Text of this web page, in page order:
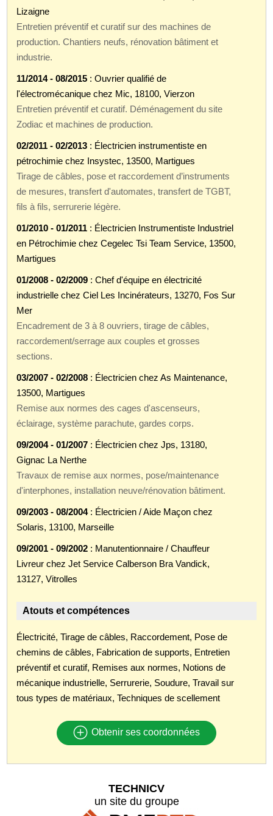
Lizaigne
Entretien préventif et curatif sur des machines de
production. Chantiers neufs, rénovation bâtiment et
industrie.
11/2014 - 08/2015 : Ouvrier qualifié de
l'électromécanique chez Mic, 18100, Vierzon
Entretien préventif et curatif. Déménagement du site
Zodiac et machines de production.
02/2011 - 02/2013 : Électricien instrumentiste en
pétrochimie chez Insystec, 13500, Martigues
Tirage de câbles, pose et raccordement d’instruments
de mesures, transfert d'automates, transfert de TGBT,
fils à fils, serrurerie légère.
01/2010 - 01/2011 : Électricien Instrumentiste Industriel
en Pétrochimie chez Cegelec Tsi Team Service, 13500,
Martigues
01/2008 - 02/2009 : Chef d'équipe en électricité
industrielle chez Ciel Les Incinérateurs, 13270, Fos Sur
Mer
Encadrement de 3 à 8 ouvriers, tirage de câbles,
raccordement/serrage aux couples et grosses
sections.
03/2007 - 02/2008 : Électricien chez As Maintenance,
13500, Martigues
Remise aux normes des cages d'ascenseurs,
éclairage, système parachute, gardes corps.
09/2004 - 01/2007 : Électricien chez Jps, 13180,
Gignac La Nerthe
Travaux de remise aux normes, pose/maintenance
d'interphones, installation neuve/rénovation bâtiment.
09/2003 - 08/2004: Électricien / Aide Maçon chez
Solaris, 13100, Marseille
09/2001 - 09/2002 : Manutentionnaire / Chauffeur
Livreur chez Jet Service Calberson Bra Vandick,
13127, Vitrolles
Atouts et compétences
Électricité, Tirage de câbles, Raccordement, Pose de
chemins de câbles, Fabrication de supports, Entretien
préventif et curatif, Remises aux normes, Notions de
mécanique industrielle, Serrurerie, Soudure, Travail sur
tous types de matériaux, Techniques de scellement
Obtenir ses coordonnées
TECHNICV
un site du groupe